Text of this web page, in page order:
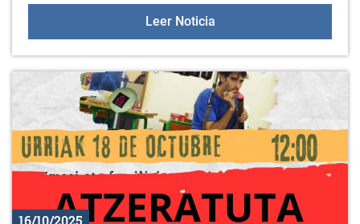
Leer NoticiaAulas +55 el 23 de